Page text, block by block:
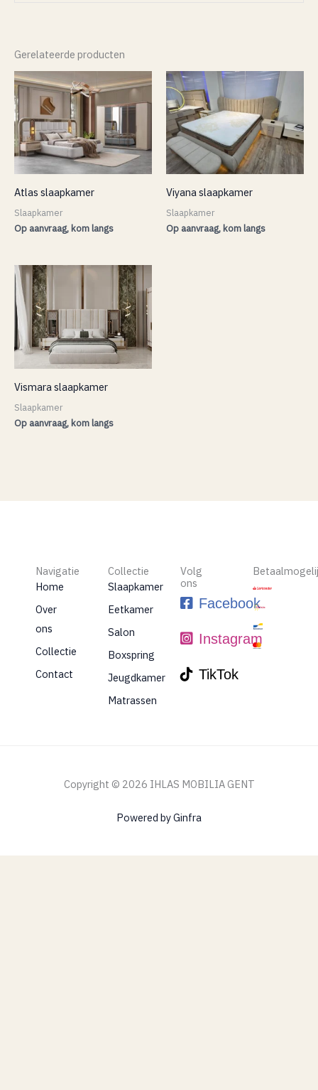
Gerelateerde producten
Atlas slaapkamer
Slaapkamer
Op aanvraag, kom langs
Viyana slaapkamer
Slaapkamer
Op aanvraag, kom langs
Vismara slaapkamer
Slaapkamer
Op aanvraag, kom langs
Navigatie
Home
Over
ons
Collectie
Contact
Collectie
Slaapkamer
Eetkamer
Salon
Boxspring
Jeugdkamer
Matrassen
Volg
ons
Facebook
Instagram
TikTok
Copyright © 2026 IHLAS MOBILIA GENT
Powered by Ginfra